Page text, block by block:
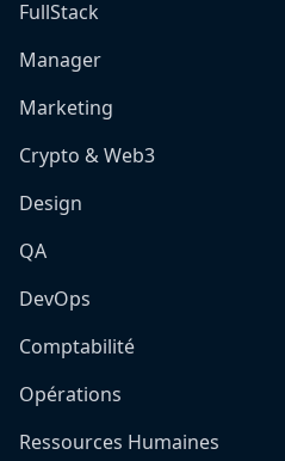
FullStack
Manager
Marketing
Crypto & Web3
Design
QA
DevOps
Comptabilité
Opérations
Ressources Humaines